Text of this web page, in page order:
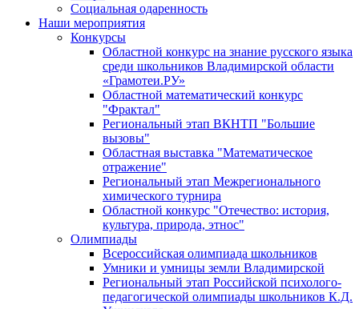
Социальная одаренность
Наши мероприятия
Конкурсы
Областной конкурс на знание русского языка
среди школьников Владимирской области
«Грамотеи.РУ»
Областной математический конкурс
"Фрактал"
Региональный этап ВКНТП "Большие
вызовы"
Областная выставка "Математическое
отражение"
Региональный этап Межрегионального
химического турнира
Областной конкурс "Отечество: история,
культура, природа, этнос"
Олимпиады
Всероссийская олимпиада школьников
Умники и умницы земли Владимирской
Региональный этап Российской психолого-
педагогической олимпиады школьников К.Д.